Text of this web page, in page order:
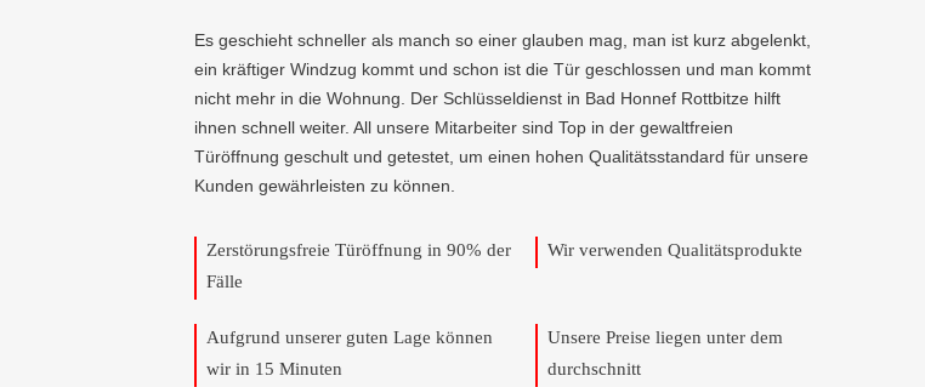
Es geschieht schneller als manch so einer glauben mag, man ist kurz abgelenkt,
ein kräftiger Windzug kommt und schon ist die Tür geschlossen und man kommt
nicht mehr in die Wohnung. Der Schlüsseldienst in Bad Honnef Rottbitze hilft
ihnen schnell weiter. All unsere Mitarbeiter sind Top in der gewaltfreien
Türöffnung geschult und getestet, um einen hohen Qualitätsstandard für unsere
Kunden gewährleisten zu können.
Zerstörungsfreie Türöffnung in 90% der
Fälle
Wir verwenden Qualitätsprodukte
Aufgrund unserer guten Lage können
wir in 15 Minuten
Unsere Preise liegen unter dem
durchschnitt